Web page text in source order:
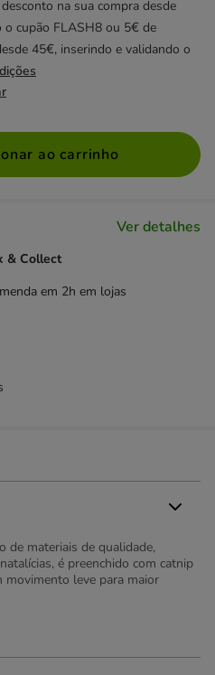
na sua compra desde
o cupão FLASH8 ou 5€ de
45€, inserindo e validando o
ao carrinho
Ver detalhes
& Collect
em 2h em lojas
de materiais de qualidade,
é preenchido com catnip
movimento leve para maior